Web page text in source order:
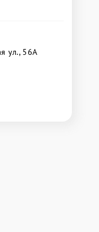
ул., 56А